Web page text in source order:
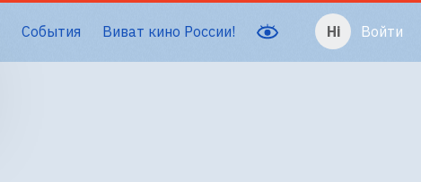
События Виват кино России! Войти